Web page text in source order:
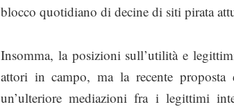
blocco quotidiano di decine di siti pirata
Insomma, la posizioni sull’utilità e
attori in campo, ma la recente proposta
un’ulteriore mediazioni fra i legittimi